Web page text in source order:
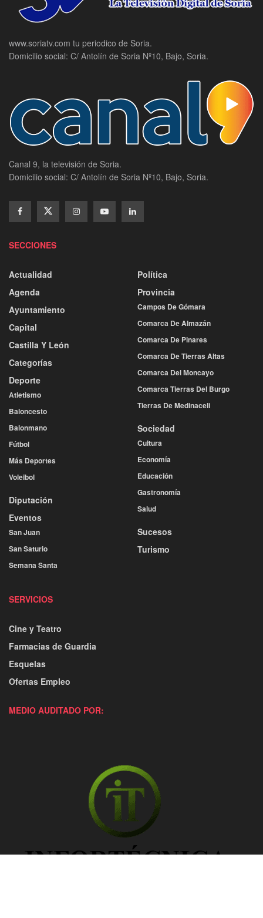
www.soriatv.com tu periodico de Soria.
Domicilio social: C/ Antolín de Soria Nº10, Bajo, Soria.
Canal 9, la televisión de Soria.
Domicilio social: C/ Antolín de Soria Nº10, Bajo, Soria.
SECCIONES
Actualidad
Agenda
Ayuntamiento
Capital
Castilla Y León
Categorías
Deporte
Atletismo
Baloncesto
Balonmano
Fútbol
Más Deportes
Voleibol
Diputación
Eventos
San Juan
San Saturio
Semana Santa
Política
Provincia
Campos De Gómara
Comarca De Almazán
Comarca De Pinares
Comarca De Tierras Altas
Comarca Del Moncayo
Comarca Tierras Del Burgo
Tierras De Medinaceli
Sociedad
Cultura
Economía
Educación
Gastronomía
Salud
Sucesos
Turismo
SERVICIOS
Cine y Teatro
Farmacias de Guardia
Esquelas
Ofertas Empleo
MEDIO AUDITADO POR: